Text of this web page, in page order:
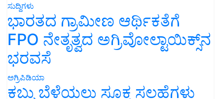
ಸುದ್ದಿಗಳು
ಭಾರತದ ಗ್ರಾಮೀಣ ಆರ್ಥಿಕತೆಗೆ
FPO ನೇತೃತ್ವದ ಅಗ್ರಿವೋಲ್ಟಾಯಿಕ್ಸ್‌ನ
ಭರವಸೆ
ಅಗ್ರಿಪಿಡಿಯಾ
ಕಬ್ಬು ಬೆಳೆಯಲು ಸೂಕ್ತ ಸಲಹೆಗಳು